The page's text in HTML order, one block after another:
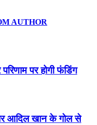
AUTHOR
पर होगी फंडिंग
आदिल खान के गोल से